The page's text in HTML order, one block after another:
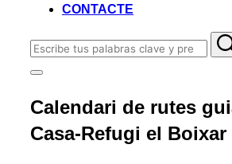
CONTACTE
Buscar:
Alternar
barra
lateral
y
la
Calendari de rutes
Casa-Refugi el Boixar